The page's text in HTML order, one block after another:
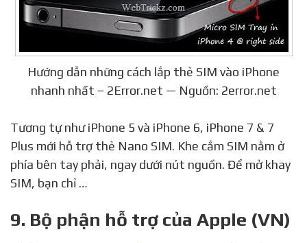
Hướng dẫn những cách lắp thẻ SIM vào iPhone
nhanh nhất – 2Error.net — Nguồn: 2error.net
Tương tự như iPhone 5 và iPhone 6, iPhone 7 & 7
Plus mới hỗ trợ thẻ Nano SIM. Khe cắm SIM nằm ở
phía bên tay phải, ngay dưới nút nguồn. Để mở khay
SIM, bạn chỉ …
9. Bộ phận hỗ trợ của Apple (VN)